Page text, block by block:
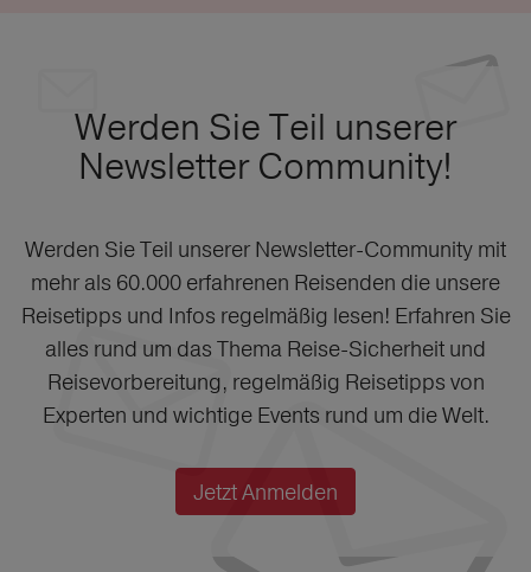
Werden Sie Teil unserer
Newsletter Community!
Werden Sie Teil unserer Newsletter-Community mit
mehr als 60.000 erfahrenen Reisenden die unsere
Reisetipps und Infos regelmäßig lesen! Erfahren Sie
alles rund um das Thema Reise-Sicherheit und
Reisevorbereitung, regelmäßig Reisetipps von
Experten und wichtige Events rund um die Welt.
Jetzt Anmelden